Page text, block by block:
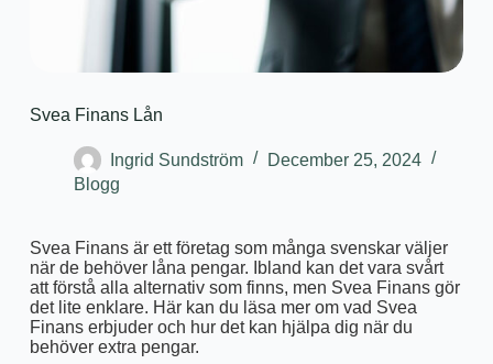
Svea Finans Lån
Ingrid Sundström
December 25, 2024
Blogg
Svea Finans är ett företag som många svenskar väljer
när de behöver låna pengar. Ibland kan det vara svårt
att förstå alla alternativ som finns, men Svea Finans gör
det lite enklare. Här kan du läsa mer om vad Svea
Finans erbjuder och hur det kan hjälpa dig när du
behöver extra pengar.